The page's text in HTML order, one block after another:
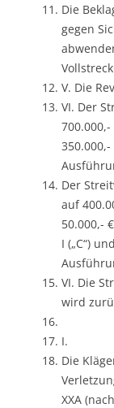
Die
gegen
V. Die
VI. Der
Der
auf
50.000,-
I („C“)
VI. Die
wird
I.
Die
XXA